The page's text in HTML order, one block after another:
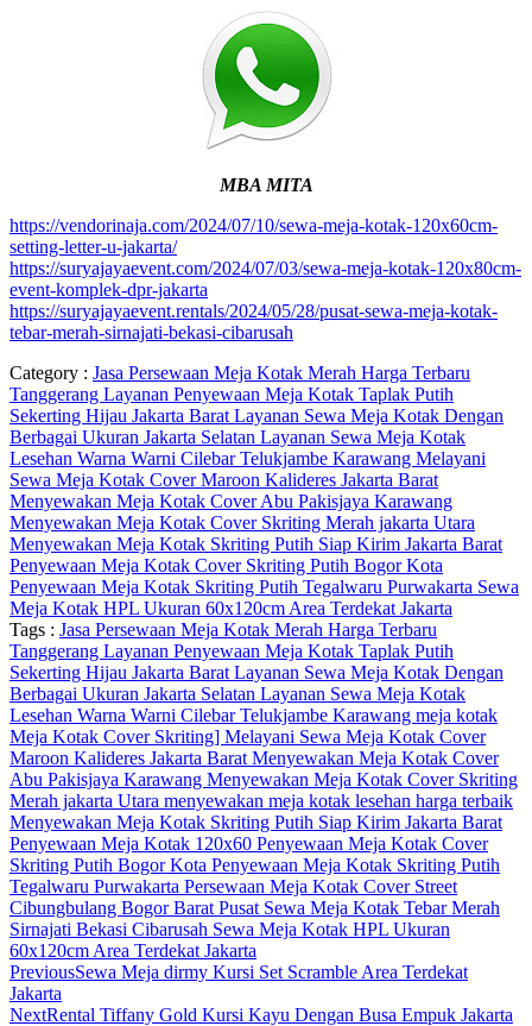
MBA MITA
https://vendorinaja.com/2024/07/10/sewa-meja-kotak-120x60cm-
setting-letter-u-jakarta/
https://suryajayaevent.com/2024/07/03/sewa-meja-kotak-120x80cm-
event-komplek-dpr-jakarta
https://suryajayaevent.rentals/2024/05/28/pusat-sewa-meja-kotak-
tebar-merah-sirnajati-bekasi-cibarusah
Category : Jasa Persewaan Meja Kotak Merah Harga Terbaru
Tanggerang Layanan Penyewaan Meja Kotak Taplak Putih
Sekerting Hijau Jakarta Barat Layanan Sewa Meja Kotak Dengan
Berbagai Ukuran Jakarta Selatan Layanan Sewa Meja Kotak
Lesehan Warna Warni Cilebar Telukjambe Karawang Melayani
Sewa Meja Kotak Cover Maroon Kalideres Jakarta Barat
Menyewakan Meja Kotak Cover Abu Pakisjaya Karawang
Menyewakan Meja Kotak Cover Skriting Merah jakarta Utara
Menyewakan Meja Kotak Skriting Putih Siap Kirim Jakarta Barat
Penyewaan Meja Kotak Cover Skriting Putih Bogor Kota
Penyewaan Meja Kotak Skriting Putih Tegalwaru Purwakarta Sewa
Meja Kotak HPL Ukuran 60x120cm Area Terdekat Jakarta
Tags : Jasa Persewaan Meja Kotak Merah Harga Terbaru
Tanggerang Layanan Penyewaan Meja Kotak Taplak Putih
Sekerting Hijau Jakarta Barat Layanan Sewa Meja Kotak Dengan
Berbagai Ukuran Jakarta Selatan Layanan Sewa Meja Kotak
Lesehan Warna Warni Cilebar Telukjambe Karawang meja kotak
Meja Kotak Cover Skriting] Melayani Sewa Meja Kotak Cover
Maroon Kalideres Jakarta Barat Menyewakan Meja Kotak Cover
Abu Pakisjaya Karawang Menyewakan Meja Kotak Cover Skriting
Merah jakarta Utara menyewakan meja kotak lesehan harga terbaik
Menyewakan Meja Kotak Skriting Putih Siap Kirim Jakarta Barat
Penyewaan Meja Kotak 120x60 Penyewaan Meja Kotak Cover
Skriting Putih Bogor Kota Penyewaan Meja Kotak Skriting Putih
Tegalwaru Purwakarta Persewaan Meja Kotak Cover Street
Cibungbulang Bogor Barat Pusat Sewa Meja Kotak Tebar Merah
Sirnajati Bekasi Cibarusah Sewa Meja Kotak HPL Ukuran
60x120cm Area Terdekat Jakarta
PreviousSewa Meja dirmy Kursi Set Scramble Area Terdekat
Jakarta
NextRental Tiffany Gold Kursi Kayu Dengan Busa Empuk Jakarta